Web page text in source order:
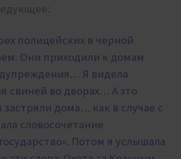
полицейских в черной
Они приходили к домам
Я видела
свиней во дворах… А это
дома… как в случае с
словосочетание
Потом я услышала